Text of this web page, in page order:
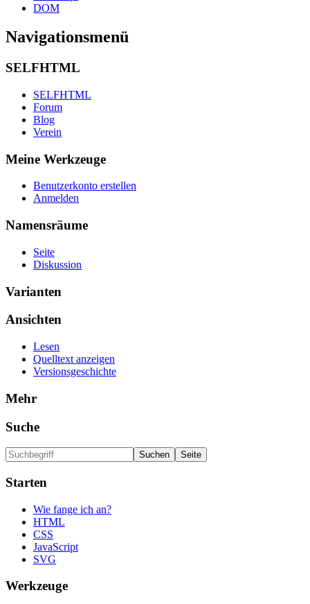
DOM
Navigationsmenü
SELFHTML
SELFHTML
Forum
Blog
Verein
Meine Werkzeuge
Benutzerkonto erstellen
Anmelden
Namensräume
Seite
Diskussion
Varianten
Ansichten
Lesen
Quelltext anzeigen
Versionsgeschichte
Mehr
Suche
Starten
Wie fange ich an?
HTML
CSS
JavaScript
SVG
Werkzeuge